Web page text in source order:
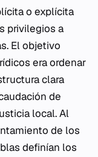
o explícita
privilegios a
El objetivo
era ordenar
clara
de
local. Al
de los
definían los